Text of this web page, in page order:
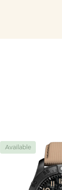
Available